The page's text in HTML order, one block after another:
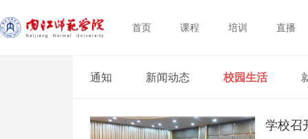
首页 课程 培训 直播
通知 新闻动态 校园生活
学校召